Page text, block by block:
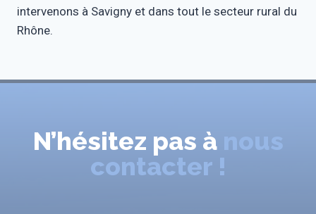
intervenons à Savigny et dans tout le secteur rural du
Rhône.
N’hésitez pas à nous
contacter !